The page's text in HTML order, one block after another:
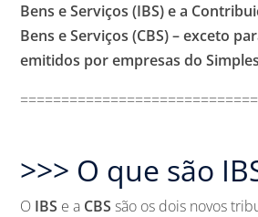
Bens e Serviços (IBS) e a
Bens e Serviços (CBS) – exceto
emitidos por empresas do
>>> O que são
O IBS e a CBS são os dois novos